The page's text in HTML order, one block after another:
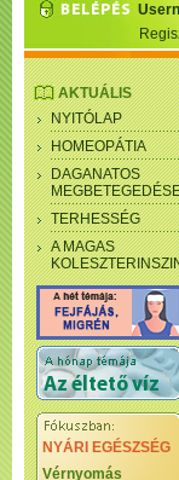
AKTUÁLIS
NYITÓLAP
HOMEOPÁTIA
DAGANATOS
TERHESSÉG
A MAGAS
NYÁRI EGÉSZSÉG
Vérnyomás